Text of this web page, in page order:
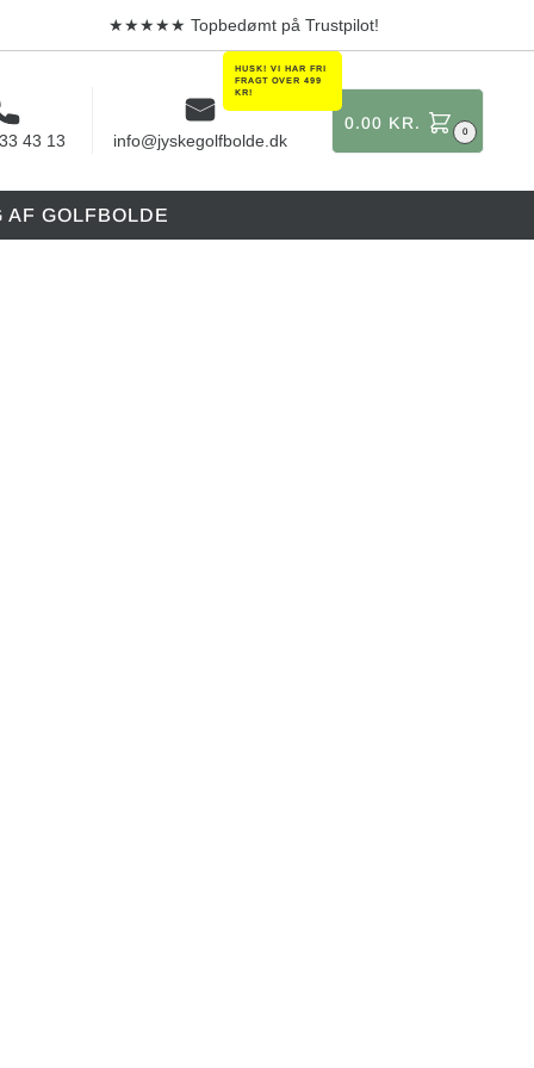
★★★★★ Topbedømt på Trustpilot!
43 13 info@jyskegolfbolde.dk
0.00 KR. 0
AF GOLFBOLDE